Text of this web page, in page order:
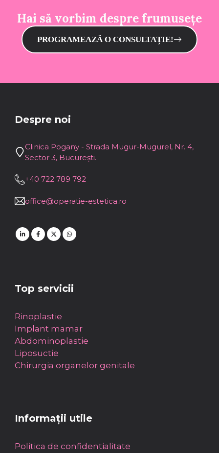
Hai să vorbim despre frumusețe
PROGRAMEAZĂ O CONSULTAȚIE!
Despre noi
Clinica Pogany - Strada Mugur-Mugurel, Nr. 4,
Sector 3, București.
+40 722 789 792
office@operatie-estetica.ro
Top servicii
Rinoplastie
Implant mamar
Abdominoplastie
Liposuctie
Chirurgia organelor genitale
Informații utile
Politica de confidentialitate